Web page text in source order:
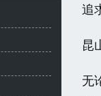
追
昆
无